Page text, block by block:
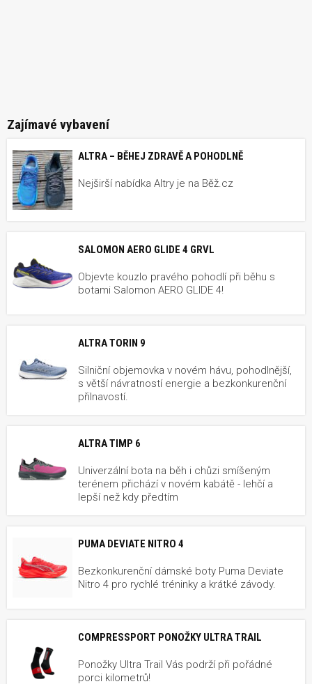
Zajímavé vybavení
ALTRA – BĚHEJ ZDRAVĚ A POHODLNĚ
Nejširší nabídka Altry je na Běž.cz
SALOMON AERO GLIDE 4 GRVL
Objevte kouzlo pravého pohodlí při běhu s
botami Salomon AERO GLIDE 4!
ALTRA TORIN 9
Silniční objemovka v novém hávu, pohodlnější,
s větší návratností energie a bezkonkurenční
přilnavostí.
ALTRA TIMP 6
Univerzální bota na běh i chůzi smíšeným
terénem přichází v novém kabátě - lehčí a
lepší než kdy předtím
PUMA DEVIATE NITRO 4
Bezkonkurenční dámské boty Puma Deviate
Nitro 4 pro rychlé tréninky a krátké závody.
COMPRESSPORT PONOŽKY ULTRA TRAIL
Ponožky Ultra Trail Vás podrží při pořádné
porci kilometrů!